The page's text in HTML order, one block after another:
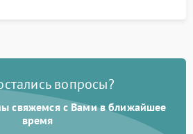
вопросы?
свяжемся с Вами в ближайшее
время